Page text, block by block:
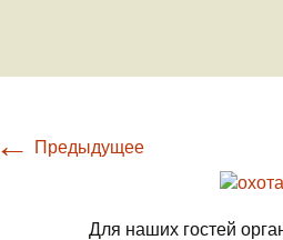
← Предыдущее
Для наших гостей